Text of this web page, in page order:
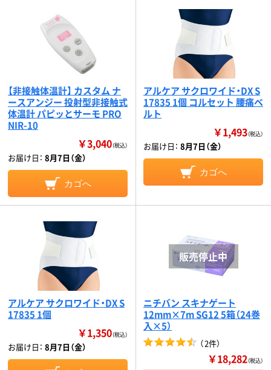
【非接触体温計】 カスタム ナ
ースアンジー 投射型非接触式
体温計 パピッとサーモ PRO
NIR-10
￥3,040（税込）
お届け日： 8月7日（金）
カゴへ
アルケア サクロワイド・DX S
17835 1個 コルセット 腰痛ベ
ルト
￥1,493（税込）
お届け日： 8月7日（金）
カゴへ
アルケア サクロワイド・DX S
17835 1個
￥1,350（税込）
お届け日： 8月7日（金）
ニチバン スキナゲート
12mm×7m SG12 5箱（24巻
入×5）
（2件）
￥18,282（税込）